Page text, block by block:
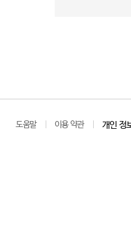
도움말 이용 약관 개인 정